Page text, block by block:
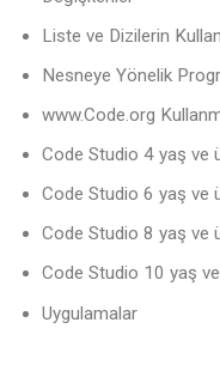
Liste ve Dizilerin
Nesneye Yönelik
www.Code.org
Code Studio 4 yaş ve
Code Studio 6 yaş ve
Code Studio 8 yaş ve
Code Studio 10 yaş
Uygulamalar